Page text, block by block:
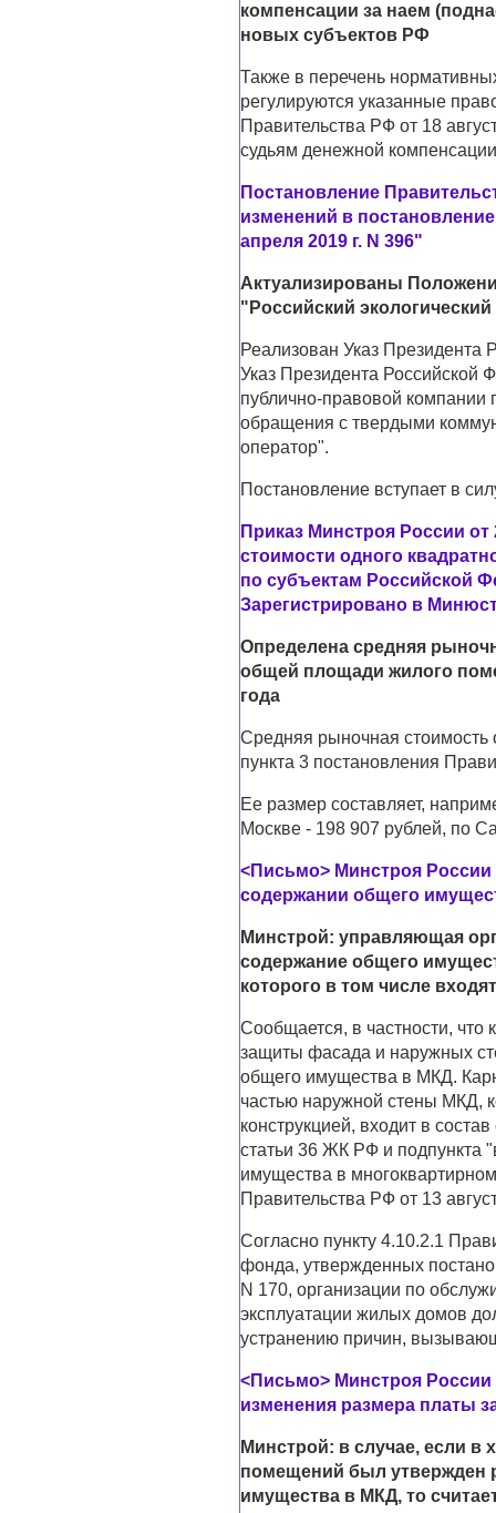
компенсации за наем
новых субъектов РФ
Также в перечень
регулируются указанные
Правительства РФ от 18
судьям денежной
Постановление
изменений в
апреля 2019 г. N 396"
Актуализированы
"Российский
Реализован Указ
Указ Президента Российской
публично-правовой
обращения с твердыми
оператор".
Постановление вступает в
Приказ Минстроя России
стоимости одного
по субъектам Российской
Зарегистрировано в
Определена средняя
общей площади жилого
года
Средняя рыночная стоимость
пункта 3 постановления
Ее размер составляет,
Москве - 198 907 рублей, по
<Письмо> Минстроя России
содержании общего
Минстрой: управляющая
содержание общего
которого в том числе
Сообщается, в частности,
защиты фасада и наружных
общего имущества в МКД.
частью наружной стены МКД,
конструкцией, входит в
статьи 36 ЖК РФ и подпункта
имущества в
Правительства РФ от 13
Согласно пункту 4.10.2.1
фонда, утвержденных
N 170, организации по
эксплуатации жилых домов
устранению причин,
<Письмо> Минстроя России
изменения размера платы
Минстрой: в случае, если в
помещений был утвержден
имущества в МКД, то